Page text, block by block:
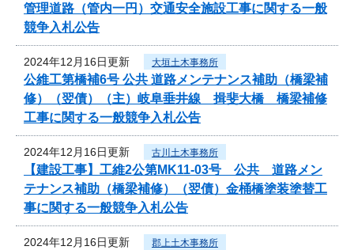
管理道路（管内一円）交通安全施設工事に関する一般
競争入札公告
2024年12月16日更新 大垣土木事務所
公維工第橋補6号 公共 道路メンテナンス補助（橋梁補
修）（翌債）（主）岐阜垂井線 揖斐大橋 橋梁補修
工事に関する一般競争入札公告
2024年12月16日更新 古川土木事務所
【建設工事】工維2公第MK11-03号 公共 道路メン
テナンス補助（橋梁補修）（翌債）金桶橋塗装塗替工
事に関する一般競争入札公告
2024年12月16日更新 郡上土木事務所